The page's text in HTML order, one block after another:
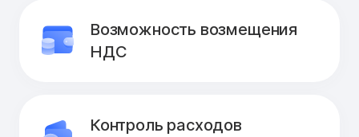
Возможность возмещения
НДС
Контроль расходов